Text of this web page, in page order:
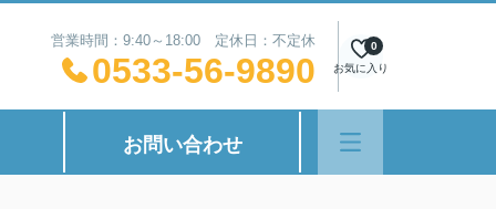
営業時間：9:40～18:00 定休日：不定休
0533-56-9890 お気に入り
0
お問い合わせ